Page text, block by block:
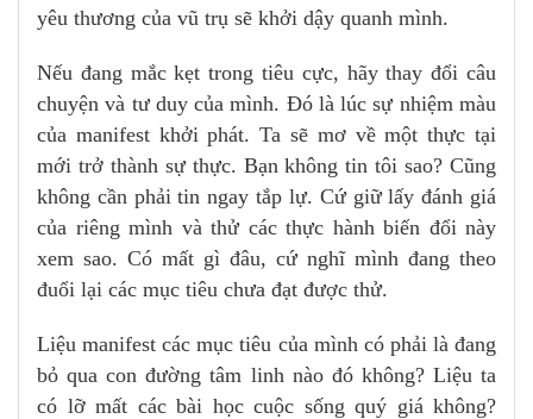
yêu thương của vũ trụ sẽ khởi dậy quanh mình.
Nếu đang mắc kẹt trong tiêu cực, hãy thay đổi câu
chuyện và tư duy của mình. Đó là lúc sự nhiệm màu
của manifest khởi phát. Ta sẽ mơ về một thực tại
mới trở thành sự thực. Bạn không tin tôi sao? Cũng
không cần phải tin ngay tắp lự. Cứ giữ lấy đánh giá
của riêng mình và thử các thực hành biến đổi này
xem sao. Có mất gì đâu, cứ nghĩ mình đang theo
đuổi lại các mục tiêu chưa đạt được thử.
Liệu manifest các mục tiêu của mình có phải là đang
bỏ qua con đường tâm linh nào đó không? Liệu ta
có lỡ mất các bài học cuộc sống quý giá không?